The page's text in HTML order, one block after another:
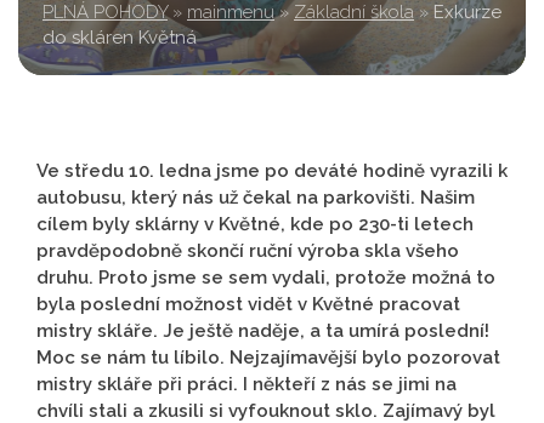
PLNÁ POHODY » mainmenu » Základní škola » Exkurze
do skláren Květná
Ve středu 10. ledna jsme po deváté hodině vyrazili k
autobusu, který nás už čekal na parkovišti. Našim
cílem byly sklárny v Květné, kde po 230-ti letech
pravděpodobně skončí ruční výroba skla všeho
druhu. Proto jsme se sem vydali, protože možná to
byla poslední možnost vidět v Květné pracovat
mistry skláře. Je ještě naděje, a ta umírá poslední!
Moc se nám tu líbilo. Nejzajímavější bylo pozorovat
mistry skláře při práci. I někteří z nás se jimi na
chvíli stali a zkusili si vyfouknout sklo. Zajímavý byl